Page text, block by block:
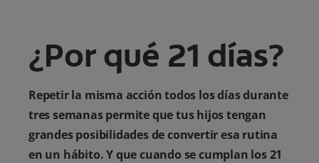
¿Por qué 21 días?
Repetir la misma acción todos los días durante
tres semanas permite que tus hijos tengan
grandes posibilidades de convertir esa rutina
en un hábito. Y que cuando se cumplan los 21